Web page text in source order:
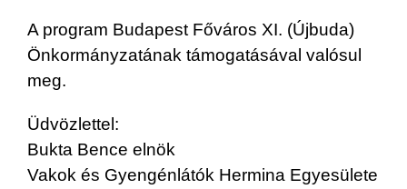
A program Budapest Főváros XI. (Újbuda)
Önkormányzatának támogatásával valósul
meg.
Üdvözlettel:
Bukta Bence elnök
Vakok és Gyengénlátók Hermina Egyesülete